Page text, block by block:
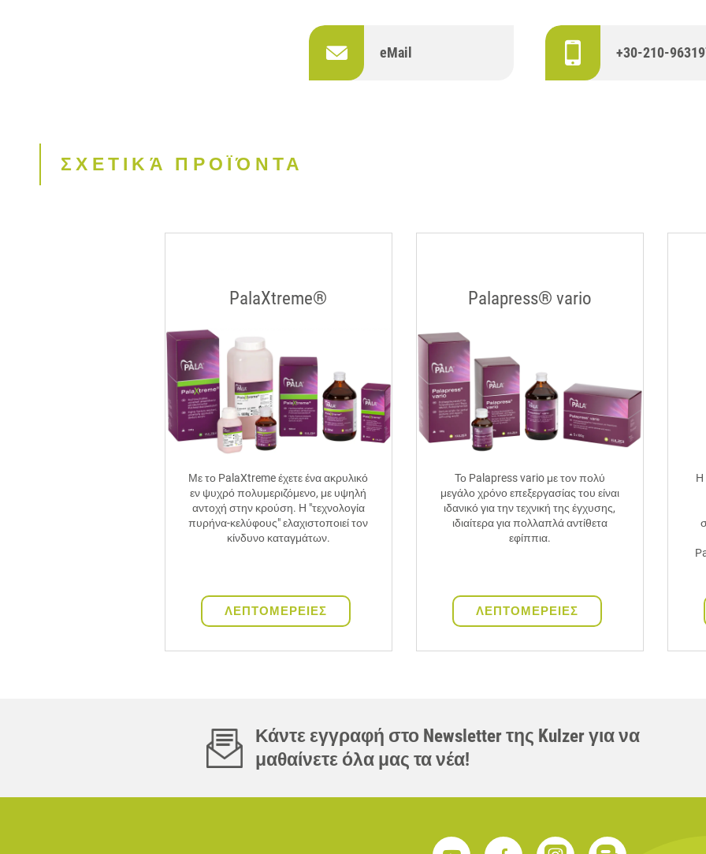
eMail +30-210-
ΣΧΕΤΙΚΆ ΠΡΟΪΌΝΤΑ
PalaXtreme®
Με το PalaXtreme έχετε ένα ακρυλικό
εν ψυχρό πολυμεριζόμενο, με υψηλή
αντοχή στην κρούση. Η "τεχνολογία
πυρήνα-κελύφους" ελαχιστοποιεί τον
κίνδυνο καταγμάτων.
ΛΕΠΤΟΜΕΡΕΙΕΣ
Palapress® vario
Το Palapress vario με τον πολύ
μεγάλο χρόνο επεξεργασίας του είναι
ιδανικό για την τεχνική της έγχυσης,
ιδιαίτερα για πολλαπλά αντίθετα
εφίππια.
ΛΕΠΤΟΜΕΡΕΙΕΣ
Η
Κάντε εγγραφή στο Newsletter της Kulzer για να
μαθαίνετε όλα μας τα νέα!